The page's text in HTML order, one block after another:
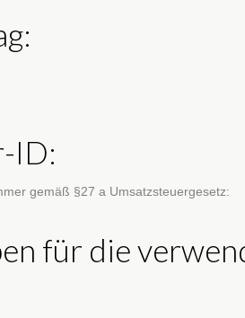
ID:
gemäß §27 a Umsatzsteuergesetz:
für die